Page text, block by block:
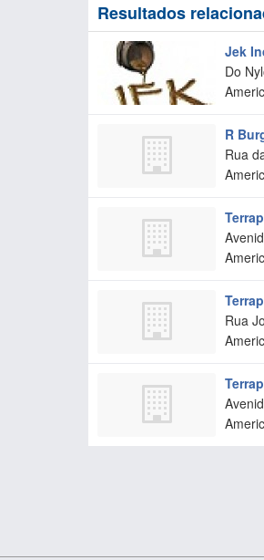
Resultados
Jek
Do
R
Rua
Rua